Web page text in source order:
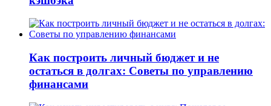
Как построить личный бюджет и не
остаться в долгах: Советы по управлению
финансами